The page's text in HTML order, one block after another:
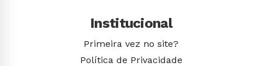
Institucional
Primeira vez no site?
Política de Privacidade